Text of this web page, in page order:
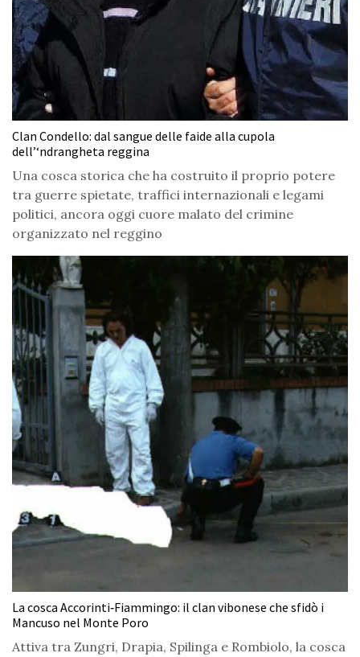
Clan Condello: dal sangue delle faide alla cupola
dell’‘ndrangheta reggina
Una cosca storica che ha costruito il proprio potere
tra guerre spietate, traffici internazionali e legami
politici, ancora oggi cuore malato del crimine
organizzato nel reggino
La cosca Accorinti‑Fiammingo: il clan vibonese che sfidò i
Mancuso nel Monte Poro
Attiva tra Zungri, Drapia, Spilinga e Rombiolo, la cosca